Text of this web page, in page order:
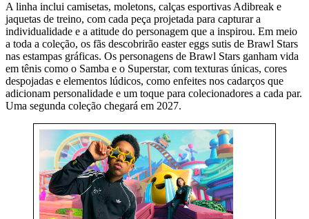
A linha inclui camisetas, moletons, calças esportivas Adibreak e
jaquetas de treino, com cada peça projetada para capturar a
individualidade e a atitude do personagem que a inspirou. Em meio
a toda a coleção, os fãs descobrirão easter eggs sutis de Brawl Stars
nas estampas gráficas. Os personagens de Brawl Stars ganham vida
em tênis como o Samba e o Superstar, com texturas únicas, cores
despojadas e elementos lúdicos, como enfeites nos cadarços que
adicionam personalidade e um toque para colecionadores a cada par.
Uma segunda coleção chegará em 2027.